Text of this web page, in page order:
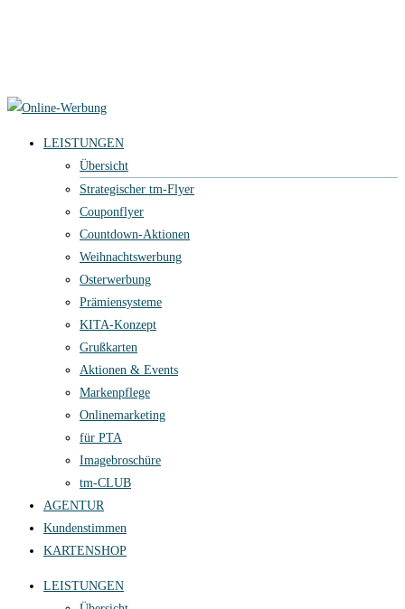
LEISTUNGEN
Übersicht
Strategischer tm-Flyer
Couponflyer
Countdown-Aktionen
Weihnachtswerbung
Osterwerbung
Prämiensysteme
KITA-Konzept
Grußkarten
Aktionen & Events
Markenpflege
Onlinemarketing
für PTA
Imagebroschüre
tm-CLUB
AGENTUR
Kundenstimmen
KARTENSHOP
LEISTUNGEN